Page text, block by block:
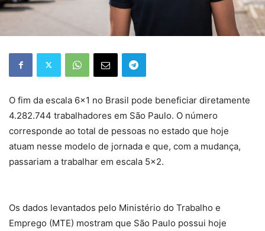
O fim da escala 6×1 no Brasil pode beneficiar diretamente
4.282.744 trabalhadores em São Paulo. O número
corresponde ao total de pessoas no estado que hoje
atuam nesse modelo de jornada e que, com a mudança,
passariam a trabalhar em escala 5×2.
Os dados levantados pelo Ministério do Trabalho e
Emprego (MTE) mostram que São Paulo possui hoje